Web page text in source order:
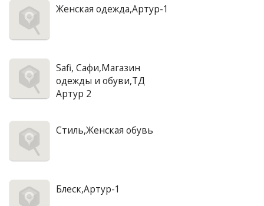
Женская одежда,Артур-1
Safi, Сафи,Магазин
одежды и обуви,ТД
Артур 2
Стиль,Женская обувь
Блеск,Артур-1